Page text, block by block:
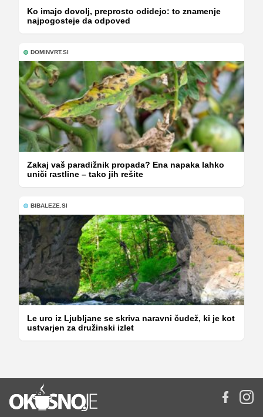
Ko imajo dovolj, preprosto odidejo: to znamenje
najpogosteje da odpoved
DOMINVRT.SI
Zakaj vaš paradižnik propada? Ena napaka lahko
uniči rastline – tako jih rešite
BIBALEZE.SI
Le uro iz Ljubljane se skriva naravni čudež, ki je kot
ustvarjen za družinski izlet